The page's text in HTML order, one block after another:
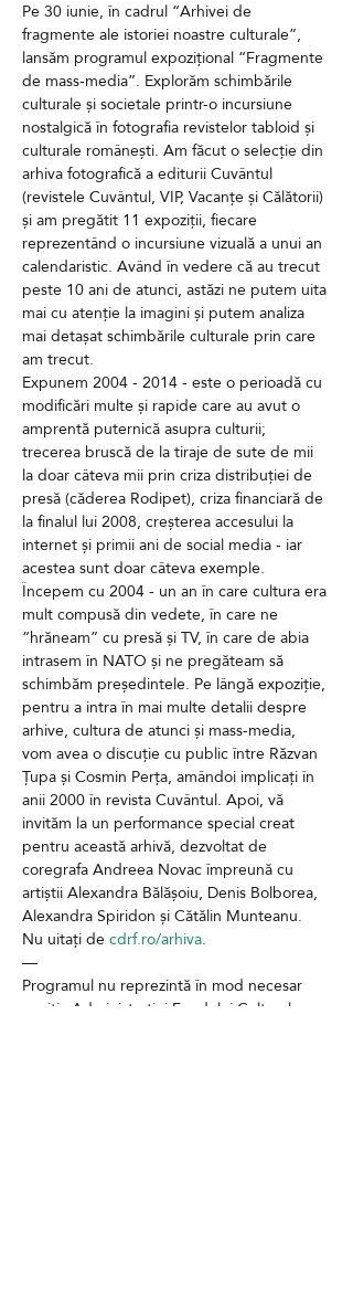
Pe 30 iunie, în cadrul “Arhivei de
fragmente ale istoriei noastre culturale”,
lansăm programul expozițional “Fragmente
de mass-media”. Explorăm schimbările
culturale și societale printr-o incursiune
nostalgică în fotografia revistelor tabloid și
culturale românești. Am făcut o selecție din
arhiva fotografică a editurii Cuvântul
(revistele Cuvântul, VIP, Vacanțe și Călătorii)
și am pregătit 11 expoziții, fiecare
reprezentând o incursiune vizuală a unui an
calendaristic. Având în vedere că au trecut
peste 10 ani de atunci, astăzi ne putem uita
mai cu atenție la imagini și putem analiza
mai detașat schimbările culturale prin care
am trecut.
Expunem 2004 - 2014 - este o perioadă cu
modificări multe și rapide care au avut o
amprentă puternică asupra culturii;
trecerea bruscă de la tiraje de sute de mii
la doar câteva mii prin criza distribuției de
presă (căderea Rodipet), criza financiară de
la finalul lui 2008, creșterea accesului la
internet și primii ani de social media - iar
acestea sunt doar câteva exemple.
Începem cu 2004 - un an în care cultura era
mult compusă din vedete, în care ne
“hrăneam” cu presă și TV, în care de abia
intrasem în NATO și ne pregăteam să
schimbăm președintele. Pe lângă expoziție,
pentru a intra în mai multe detalii despre
arhive, cultura de atunci și mass-media,
vom avea o discuție cu public între Răzvan
Țupa și Cosmin Perța, amândoi implicați în
anii 2000 în revista Cuvântul. Apoi, vă
invităm la un performance special creat
pentru această arhivă, dezvoltat de
coregrafa Andreea Novac împreună cu
artiștii Alexandra Bălășoiu, Denis Bolborea,
Alexandra Spiridon și Cătălin Munteanu.
Nu uitați de cdrf.ro/arhiva.
—
Programul nu reprezintă în mod necesar
poziția Administrației Fondului Cultural